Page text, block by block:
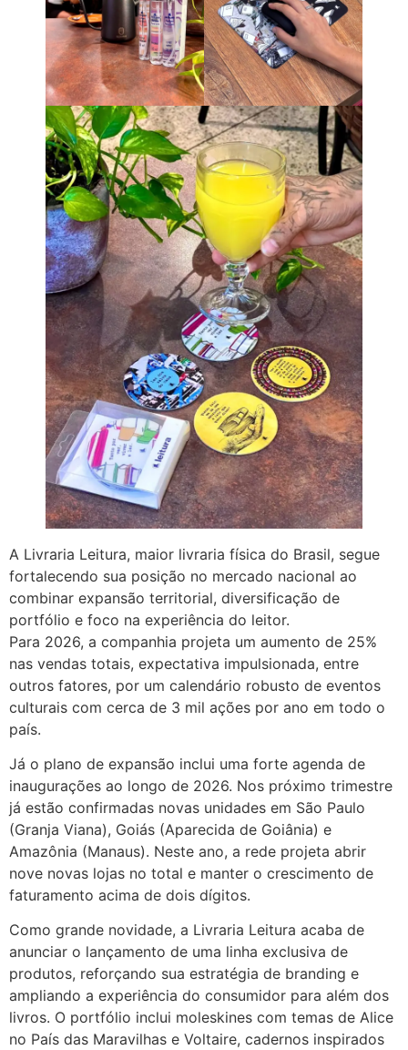
A Livraria Leitura, maior livraria física do Brasil, segue
fortalecendo sua posição no mercado nacional ao
combinar expansão territorial, diversificação de
portfólio e foco na experiência do leitor.
Para 2026, a companhia projeta um aumento de 25%
nas vendas totais, expectativa impulsionada, entre
outros fatores, por um calendário robusto de eventos
culturais com cerca de 3 mil ações por ano em todo o
país.
Já o plano de expansão inclui uma forte agenda de
inaugurações ao longo de 2026. Nos próximo trimestre
já estão confirmadas novas unidades em São Paulo
(Granja Viana), Goiás (Aparecida de Goiânia) e
Amazônia (Manaus). Neste ano, a rede projeta abrir
nove novas lojas no total e manter o crescimento de
faturamento acima de dois dígitos.
Como grande novidade, a Livraria Leitura acaba de
anunciar o lançamento de uma linha exclusiva de
produtos, reforçando sua estratégia de branding e
ampliando a experiência do consumidor para além dos
livros. O portfólio inclui moleskines com temas de Alice
no País das Maravilhas e Voltaire, cadernos inspirados